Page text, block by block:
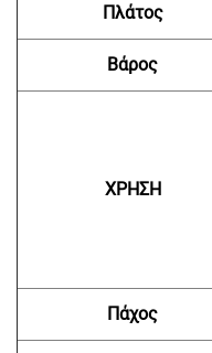
Πλάτος
Βάρος
ΧΡΗΣΗ
Πάχος